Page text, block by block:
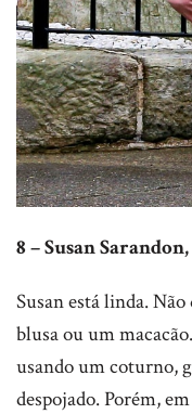
8 – Susan
Susan está linda.
blusa ou um
usando um coturno,
despojado. Porém,